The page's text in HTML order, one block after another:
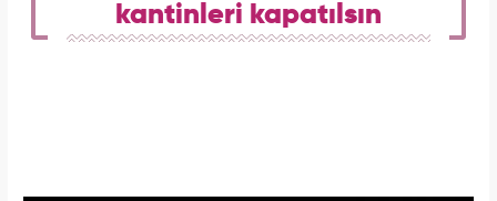
kantinleri kapatılsın